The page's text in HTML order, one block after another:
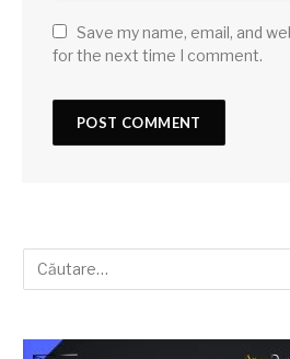
Save my name, email, and
for the next time I comment.